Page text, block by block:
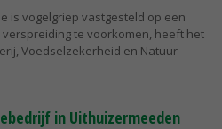
is vogelgriep vastgesteld op een
te voorkomen, heeft het
Voedselzekerheid en Natuur
in Uithuizermeeden